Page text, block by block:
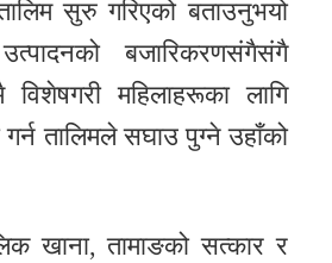
सुरु गरिएको बताउनुभयो
बजारिकरणसंगैसंगै
विशेषगरी महिलाहरूका लागि
गर्न तालिमले सघाउ पुग्ने उहाँको
खाना, तामाङको सत्कार र